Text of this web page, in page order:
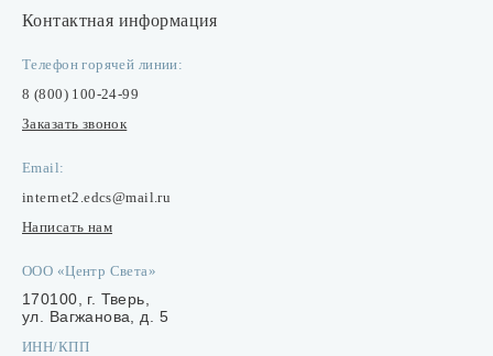
Контактная информация
Телефон горячей линии:
8 (800) 100-24-99
Заказать звонок
Email:
internet2.edcs@mail.ru
Написать нам
ООО «Центр Света»
170100, г. Тверь,
ул. Вагжанова, д. 5
ИНН/КПП